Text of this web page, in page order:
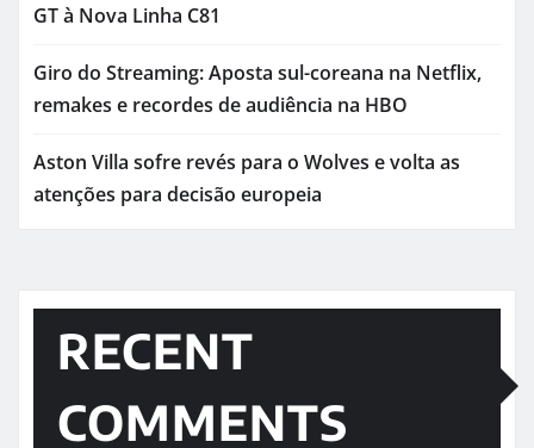
GT à Nova Linha C81
Giro do Streaming: Aposta sul-coreana na Netflix,
remakes e recordes de audiência na HBO
Aston Villa sofre revés para o Wolves e volta as
atenções para decisão europeia
RECENT
COMMENTS